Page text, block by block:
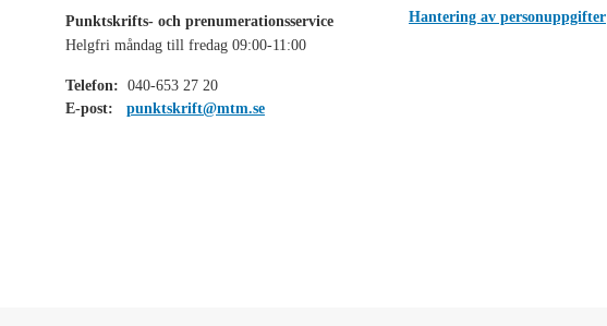
Punktskrifts- och prenumerationsservice
Helgfri måndag till fredag 09:00-11:00
Telefon: 040-653 27 20
E-post:
punktskrift@mtm.se
Hantering av personuppgifter